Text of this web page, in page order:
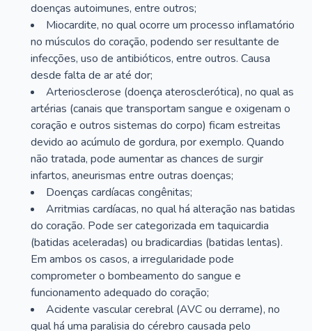
doenças autoimunes, entre outros;
Miocardite, no qual ocorre um processo inflamatório
no músculos do coração, podendo ser resultante de
infecções, uso de antibióticos, entre outros. Causa
desde falta de ar até dor;
Arteriosclerose (doença aterosclerótica), no qual as
artérias (canais que transportam sangue e oxigenam o
coração e outros sistemas do corpo) ficam estreitas
devido ao acúmulo de gordura, por exemplo. Quando
não tratada, pode aumentar as chances de surgir
infartos, aneurismas entre outras doenças;
Doenças cardíacas congênitas;
Arritmias cardíacas, no qual há alteração nas batidas
do coração. Pode ser categorizada em taquicardia
(batidas aceleradas) ou bradicardias (batidas lentas).
Em ambos os casos, a irregularidade pode
comprometer o bombeamento do sangue e
funcionamento adequado do coração;
Acidente vascular cerebral (AVC ou derrame), no
qual há uma paralisia do cérebro causada pelo